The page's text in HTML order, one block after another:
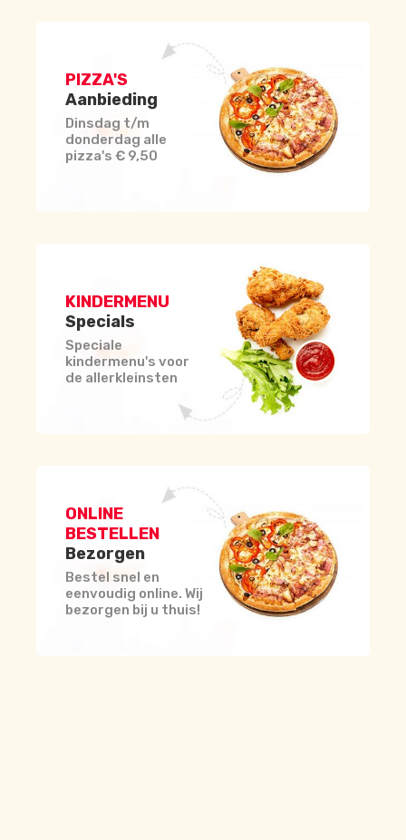
PIZZA'S
Aanbieding
Dinsdag t/m
donderdag alle
pizza's € 9,50
KINDERMENU
Specials
Speciale
kindermenu's voor
de allerkleinsten
ONLINE
BESTELLEN
Bezorgen
Bestel snel en
eenvoudig online. Wij
bezorgen bij u thuis!